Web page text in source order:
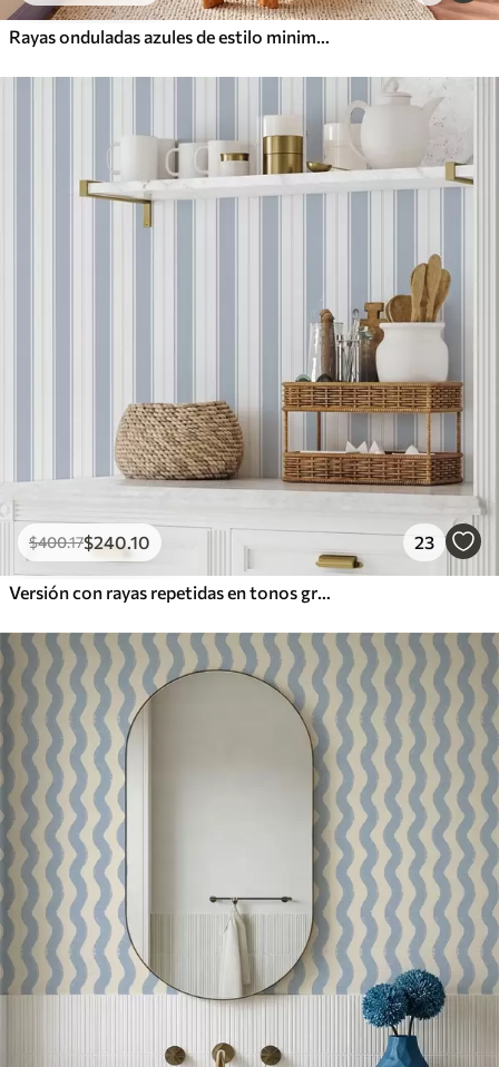
Rayas onduladas azules de estilo minimalista
$400.17$240.10 23
Versión con rayas repetidas en tonos grises y azules